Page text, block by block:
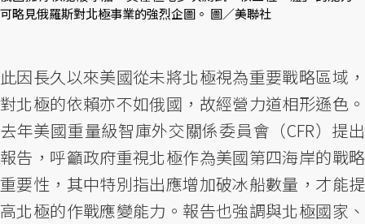
可略見俄羅斯對北極事業的強烈企圖。 圖／美聯社
此因長久以來美國從未將北極視為重要戰略區域，
對北極的依賴亦不如俄國，故經營力道相形遜色。
去年美國重量級智庫外交關係委員會（CFR）提出
報告，呼籲政府重視北極作為美國第四海岸的戰略
重要性，其中特別指出應增加破冰船數量，才能提
高北極的作戰應變能力。報告也強調與北極國家、